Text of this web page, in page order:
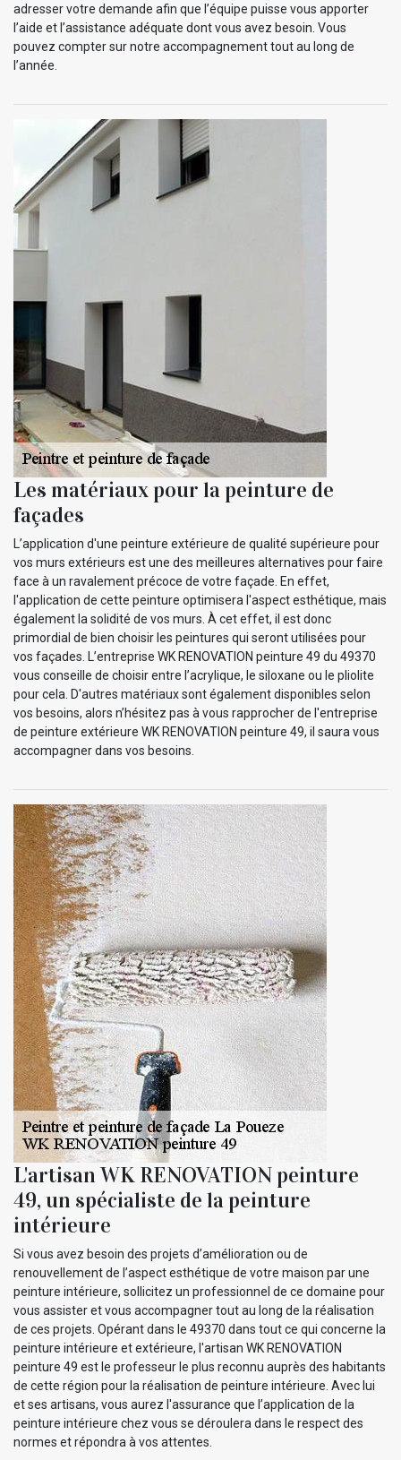
adresser votre demande afin que l’équipe puisse vous apporter
l’aide et l’assistance adéquate dont vous avez besoin. Vous
pouvez compter sur notre accompagnement tout au long de
l’année.
Les matériaux pour la peinture de
façades
L’application d'une peinture extérieure de qualité supérieure pour
vos murs extérieurs est une des meilleures alternatives pour faire
face à un ravalement précoce de votre façade. En effet,
l'application de cette peinture optimisera l'aspect esthétique, mais
également la solidité de vos murs. À cet effet, il est donc
primordial de bien choisir les peintures qui seront utilisées pour
vos façades. L’entreprise WK RENOVATION peinture 49 du 49370
vous conseille de choisir entre l’acrylique, le siloxane ou le pliolite
pour cela. D'autres matériaux sont également disponibles selon
vos besoins, alors n’hésitez pas à vous rapprocher de l'entreprise
de peinture extérieure WK RENOVATION peinture 49, il saura vous
accompagner dans vos besoins.
L'artisan WK RENOVATION peinture
49, un spécialiste de la peinture
intérieure
Si vous avez besoin des projets d’amélioration ou de
renouvellement de l’aspect esthétique de votre maison par une
peinture intérieure, sollicitez un professionnel de ce domaine pour
vous assister et vous accompagner tout au long de la réalisation
de ces projets. Opérant dans le 49370 dans tout ce qui concerne la
peinture intérieure et extérieure, l'artisan WK RENOVATION
peinture 49 est le professeur le plus reconnu auprès des habitants
de cette région pour la réalisation de peinture intérieure. Avec lui
et ses artisans, vous aurez l'assurance que l’application de la
peinture intérieure chez vous se déroulera dans le respect des
normes et répondra à vos attentes.